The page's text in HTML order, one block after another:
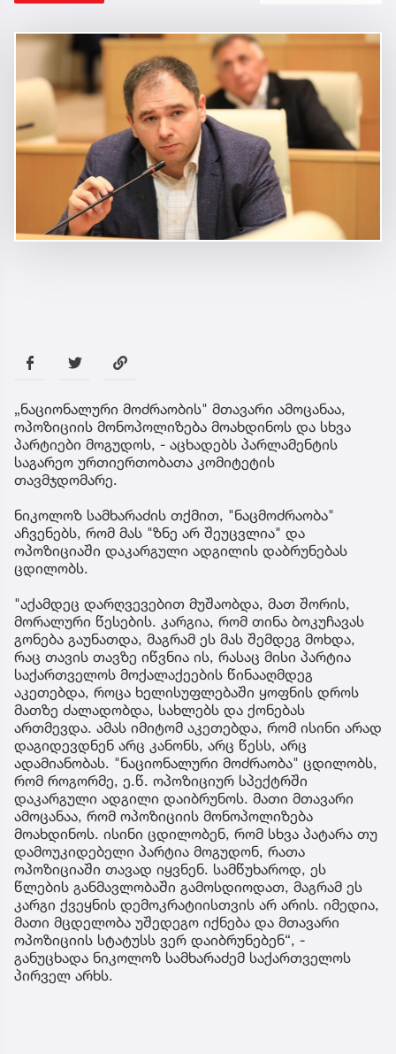
„ნაციონალური მოძრაობის" მთავარი ამოცანაა,
ოპოზიციის მონოპოლიზება მოახდინოს და სხვა
პარტიები მოგუდოს, - აცხადებს პარლამენტის
საგარეო ურთიერთობათა კომიტეტის
თავმჯდომარე.
ნიკოლოზ სამხარაძის თქმით, "ნაცმოძრაობა"
აჩვენებს, რომ მას "ზნე არ შეუცვლია" და
ოპოზიციაში დაკარგული ადგილის დაბრუნებას
ცდილობს.
"აქამდეც დარღვევებით მუშაობდა, მათ შორის,
მორალური წესების. კარგია, რომ თინა ბოკუჩავას
გონება გაუნათდა, მაგრამ ეს მას შემდეგ მოხდა,
რაც თავის თავზე იწვნია ის, რასაც მისი პარტია
საქართველოს მოქალაქეების წინააღმდეგ
აკეთებდა, როცა ხელისუფლებაში ყოფნის დროს
მათზე ძალადობდა, სახლებს და ქონებას
ართმევდა. ამას იმიტომ აკეთებდა, რომ ისინი არად
დაგიდევდნენ არც კანონს, არც წესს, არც
ადამიანობას. "ნაციონალური მოძრაობა" ცდილობს,
რომ როგორმე, ე.წ. ოპოზიციურ სპექტრში
დაკარგული ადგილი დაიბრუნოს. მათი მთავარი
ამოცანაა, რომ ოპოზიციის მონოპოლიზება
მოახდინოს. ისინი ცდილობენ, რომ სხვა პატარა თუ
დამოუკიდებელი პარტია მოგუდონ, რათა
ოპოზიციაში თავად იყვნენ. სამწუხაროდ, ეს
წლების განმავლობაში გამოსდიოდათ, მაგრამ ეს
კარგი ქვეყნის დემოკრატიისთვის არ არის. იმედია,
მათი მცდელობა უშედეგო იქნება და მთავარი
ოპოზიციის სტატუსს ვერ დაიბრუნებენ“, -
განუცხადა ნიკოლოზ სამხარაძემ საქართველოს
პირველ არხს.